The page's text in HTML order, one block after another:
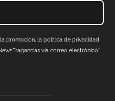
promoción, la política de privacidad
vía correo electrónico*